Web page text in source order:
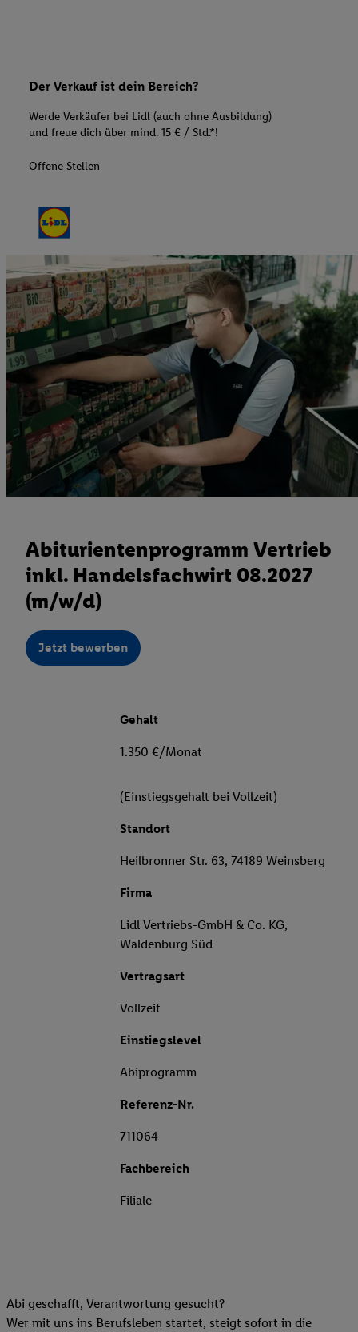
Der Verkauf ist dein Bereich?
Werde Verkäufer bei Lidl (auch ohne Ausbildung)
und freue dich über mind. 15 € / Std.*!
Offene Stellen
Abiturientenprogramm Vertrieb
inkl. Handelsfachwirt 08.2027
(m/w/d)
Jetzt bewerben
Gehalt
1.350 €/Monat
(Einstiegsgehalt bei Vollzeit)
Standort
Heilbronner Str. 63, 74189 Weinsberg
Firma
Lidl Vertriebs-GmbH & Co. KG,
Waldenburg Süd
Vertragsart
Vollzeit
Einstiegslevel
Abiprogramm
Referenz-Nr.
711064
Fachbereich
Filiale
Abi geschafft, Verantwortung gesucht?
Wer mit uns ins Berufsleben startet, steigt sofort in die